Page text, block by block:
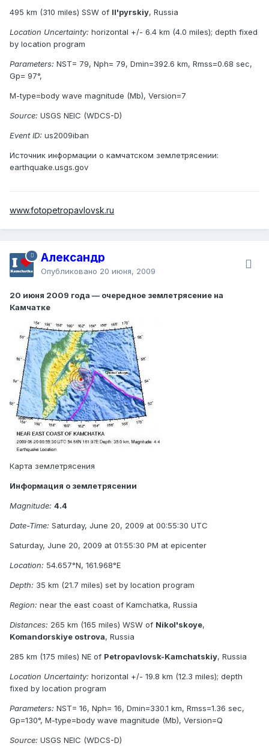
495 km (310 miles) SSW of Il'pyrskiy, Russia
Location Uncertainty: horizontal +/- 6.4 km (4.0 miles); depth fixed
by location program
Parameters: NST= 79, Nph= 79, Dmin=392.6 km, Rmss=0.68 sec,
Gp= 97°,
M-type=body wave magnitude (Mb), Version=7
Source: USGS NEIC (WDCS-D)
Event ID: us2009iban
Источник информации о камчатском землетрясении:
earthquake.usgs.gov
www.fotopetropavlovsk.ru
Александр
Опубликовано 20 июня, 2009
20 июня 2009 года — очередное землетрясение на
Камчатке
Карта землетрясения
Информация о землетрясении
Magnitude: 4.4
Date-Time: Saturday, June 20, 2009 at 00:55:30 UTC
Saturday, June 20, 2009 at 01:55:30 PM at epicenter
Location: 54.657°N, 161.968°E
Depth: 35 km (21.7 miles) set by location program
Region: near the east coast of Kamchatka, Russia
Distances: 265 km (165 miles) WSW of Nikol'skoye,
Komandorskiye ostrova, Russia
285 km (175 miles) NE of Petropavlovsk-Kamchatskiy, Russia
Location Uncertainty: horizontal +/- 19.8 km (12.3 miles); depth
fixed by location program
Parameters: NST= 16, Nph= 16, Dmin=330.1 km, Rmss=1.36 sec,
Gp=130°, M-type=body wave magnitude (Mb), Version=Q
Source: USGS NEIC (WDCS-D)